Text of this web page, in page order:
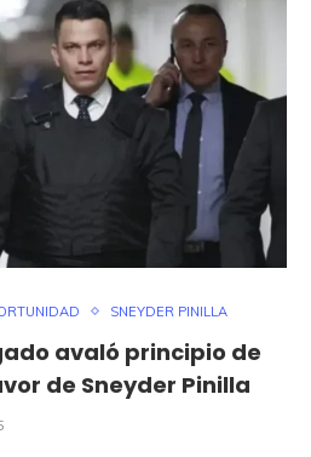
SNEYDER PINILLA
avaló principio de
de Sneyder Pinilla